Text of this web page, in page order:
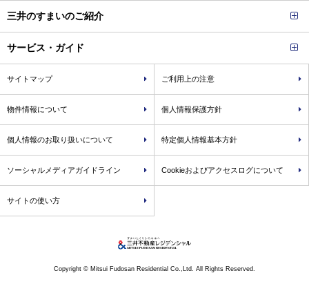
三井のすまいのご紹介
サービス・ガイド
サイトマップ ご利用上の注意
物件情報について 個人情報保護方針
個人情報のお取り扱いについて 特定個人情報基本方針
ソーシャルメディアガイドライン Cookieおよびアクセスログについて
サイトの使い方
Copyright © Mitsui Fudosan Residential Co.,Ltd. All Rights Reserved.